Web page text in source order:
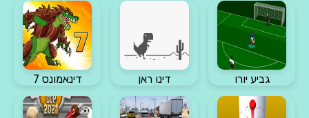
גביע יורו דינו ראן דינאמונס 7